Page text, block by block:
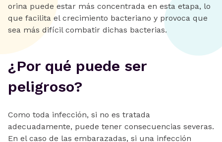
orina puede estar más concentrada en esta etapa, lo
que facilita el crecimiento bacteriano y provoca que
sea más difícil combatir dichas bacterias.
¿Por qué puede ser
peligroso?
Como toda infección, si no es tratada
adecuadamente, puede tener consecuencias severas.
En el caso de las embarazadas, si una infección